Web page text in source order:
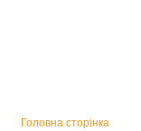
Головна сторінка